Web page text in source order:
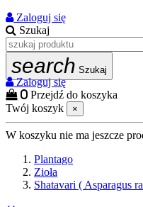
Zaloguj się
Szukaj
search Szukaj
Zaloguj się
0 Przejdź do koszyka
Twój koszyk
×
W koszyku nie ma jeszcze
Plantago
Zioła
Shatavari ( Asparagus